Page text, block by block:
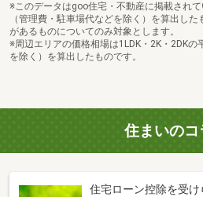
※このデータはgoo住宅・不動産に掲載され
（管理費・駐車場代などを除く）を算出し
があるものについてのみ対象とします。
※周辺エリアの価格相場は1LDK・2K・2DK
を除く）を算出したものです。
住まいのコ
住宅ローン控除を受